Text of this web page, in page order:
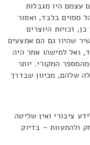
עצמם היו מגבלות
מסוים בלבד, ואסור
זכויות היוצרים
שהיוו גם הם אמצעים
ואל למישהו אחר היה
המקורי. יותר
שלהם, מכיוון שבדרך
ציבורי ואין שליטה
ולהתעוות – בדיוק